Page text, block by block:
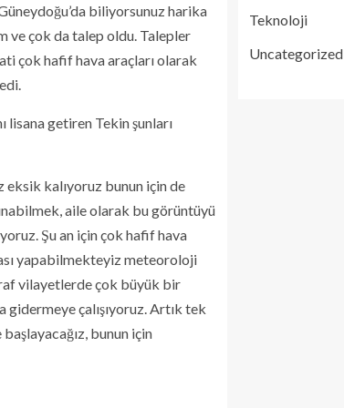
biliyorsunuz harika
ve çok da talep oldu. Talepler
çok hafif hava araçları olarak
lisana getiren Tekin şunları
eksik kalıyoruz bunun için de
aile olarak bu görüntüyü
Şu an için çok hafif hava
yapabilmekteyiz meteoroloji
vilayetlerde çok büyük bir
çalışıyoruz. Artık tek
bunun için
Teknoloji
Uncategorized